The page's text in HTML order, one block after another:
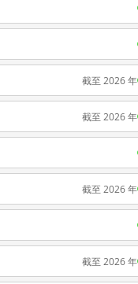
截至 2026 年
截至 2026 年
截至 2026 年
截至 2026 年